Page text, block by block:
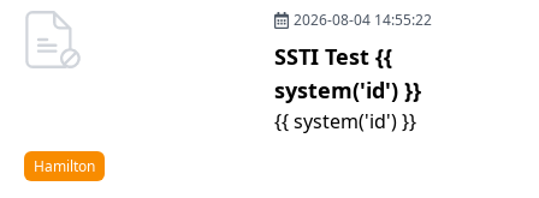
2026-08-04 14:55:22
SSTI Test {{
system('id') }}
{{ system('id') }}
Hamilton